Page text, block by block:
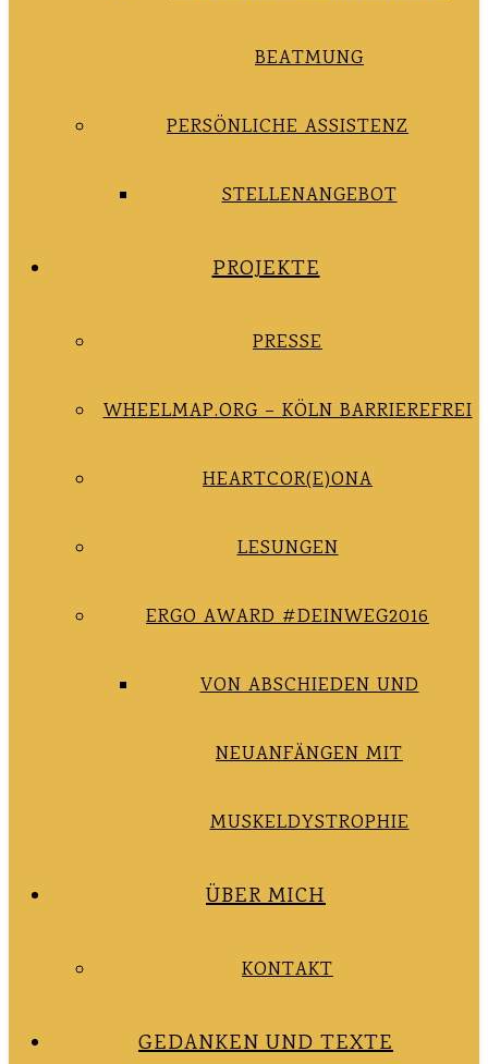
BEATMUNG
PERSÖNLICHE ASSISTENZ
STELLENANGEBOT
PROJEKTE
PRESSE
WHEELMAP.ORG – KÖLN BARRIEREFREI
HEARTCOR(E)ONA
LESUNGEN
ERGO AWARD #DEINWEG2016
VON ABSCHIEDEN UND
NEUANFÄNGEN MIT
MUSKELDYSTROPHIE
ÜBER MICH
KONTAKT
GEDANKEN UND TEXTE